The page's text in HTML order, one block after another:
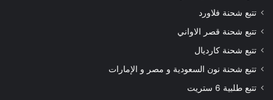
تتبع شحنة فلاورد
تتبع شحنة قصر الاواني
تتبع شحنة كارديال
تتبع شحنة نون السعودية و مصر و الإمارات
تتبع طلبية 6 ستريت